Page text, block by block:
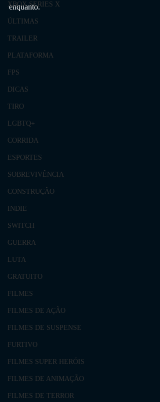
XBOX SERIES X
ÚLTIMAS
TRAILER
PLATAFORMA
FPS
DICAS
TIRO
LGBTQ+
CORRIDA
ESPORTES
SOBREVIVÊNCIA
CONSTRUÇÃO
INDIE
SWITCH
GUERRA
LUTA
GRATUITO
FILMES
FILMES DE AÇÃO
FILMES DE SUSPENSE
FURTIVO
FILMES SUPER HERÓIS
FILMES DE ANIMAÇÃO
FILMES DE TERROR
enquanto.